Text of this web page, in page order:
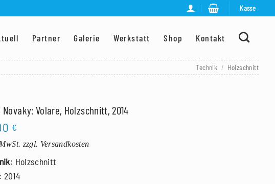
Kasse
Partner Galerie Werkstatt Shop Kontakt
Technik / Holzschnitt
Novaky: Volare, Holzschnitt, 2014
€
zzgl. Versandkosten
: Holzschnitt
2014